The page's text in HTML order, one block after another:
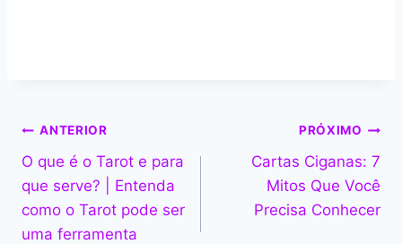
Navegação
de
Post
ANTERIOR
O que é o Tarot e para
que serve? | Entenda
como o Tarot pode ser
uma ferramenta
PRÓXIMO
Cartas Ciganas: 7
Mitos Que Você
Precisa Conhecer